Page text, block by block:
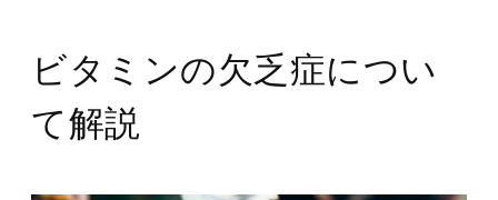
ビタミンの欠乏症につい
て解説